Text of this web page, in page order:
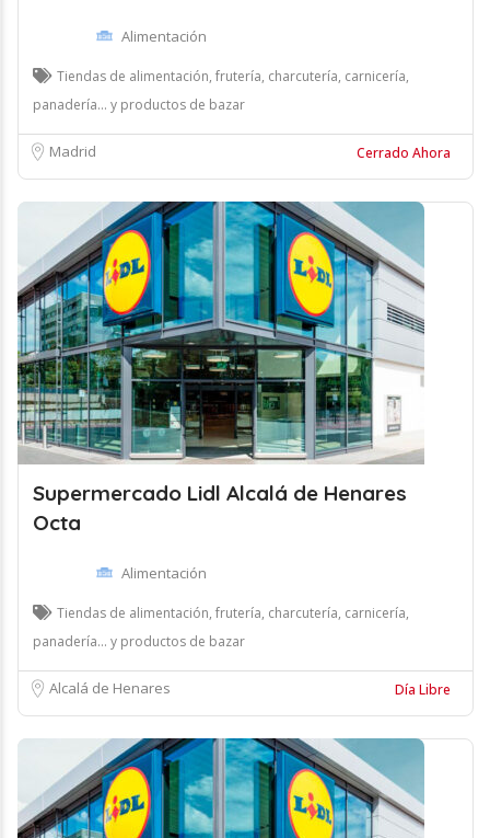
Alimentación
Tiendas de alimentación, frutería, charcutería, carnicería,
panadería... y productos de bazar
Madrid Cerrado Ahora
Supermercado Lidl Alcalá de Henares
Octa
Alimentación
Tiendas de alimentación, frutería, charcutería, carnicería,
panadería... y productos de bazar
Alcalá de Henares Día Libre